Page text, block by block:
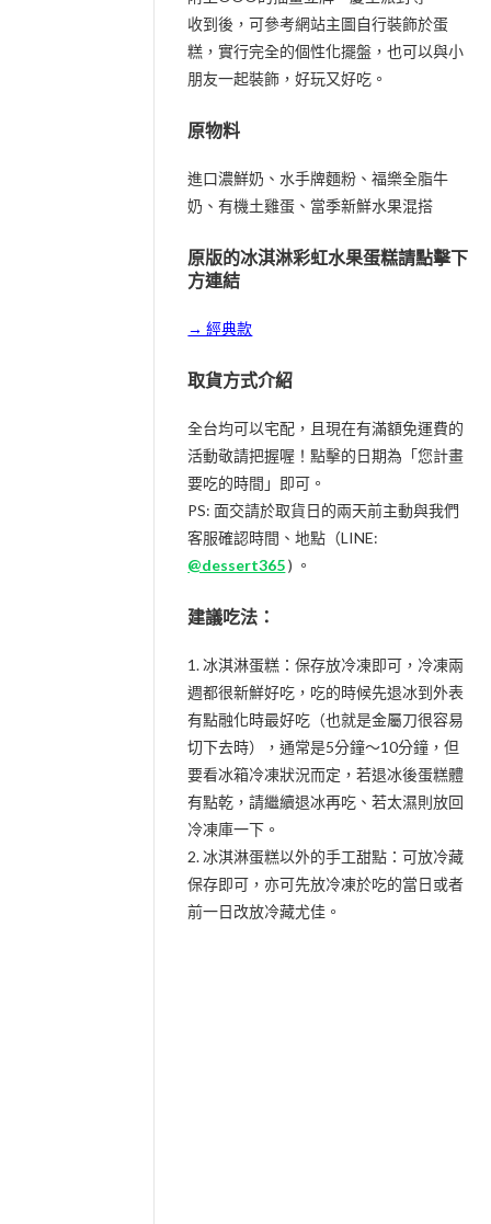
收到後，可參考網站主圖自行裝飾於蛋
糕，實行完全的個性化擺盤，也可以與小
朋友一起裝飾，好玩又好吃。
原物料
進口濃鮮奶、水手牌麵粉、福樂全脂牛
奶、有機土雞蛋、當季新鮮水果混搭
原版的冰淇淋彩虹水果蛋糕請點擊下
方連結
→ 經典款
取貨方式介紹
全台均可以宅配，且現在有滿額免運費的
活動敬請把握喔！點擊的日期為「您計畫
要吃的時間」即可。
PS: 面交請於取貨日的兩天前主動與我們
客服確認時間、地點（LINE:
@dessert365) 。
建議吃法：
1. 冰淇淋蛋糕：保存放冷凍即可，冷凍兩
週都很新鮮好吃，吃的時候先退冰到外表
有點融化時最好吃（也就是金屬刀很容易
切下去時），通常是5分鐘～10分鐘，但
要看冰箱冷凍狀況而定，若退冰後蛋糕體
有點乾，請繼續退冰再吃、若太濕則放回
冷凍庫一下。
2. 冰淇淋蛋糕以外的手工甜點：可放冷藏
保存即可，亦可先放冷凍於吃的當日或者
前一日改放冷藏尤佳。